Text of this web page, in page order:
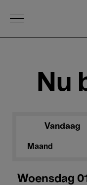
Open Menu
Nu
Vandaag
Maand
Woensdag